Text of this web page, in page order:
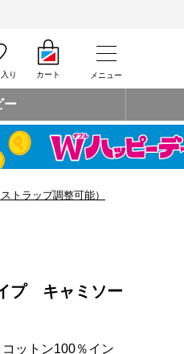
り カート メニュー
ー
ラップ調整可能）
プ キャミソー
ットン100％イン